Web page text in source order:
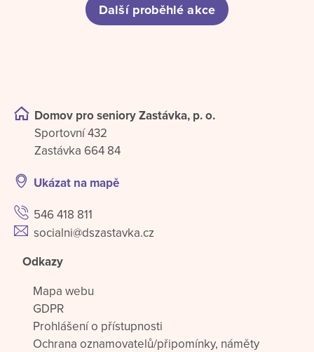
Další proběhlé akce
Domov pro seniory Zastávka, p. o.
Sportovní 432
Zastávka 664 84
Ukázat na mapě
546 418 811
socialni@dszastavka.cz
Odkazy
Mapa webu
GDPR
Prohlášení o přístupnosti
Ochrana oznamovatelů/připomínky, náměty